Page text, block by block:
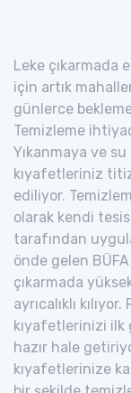
Leke çıkarmada
için artık
günlerce
Temizleme
Yıkanmaya ve
kıyafetleriniz
ediliyor.
olarak kendi
tarafından
önde gelen
çıkarmada
ayrıcalıklı
kıyafetlerinizi ilk
hazır hale
kıyafetlerinize